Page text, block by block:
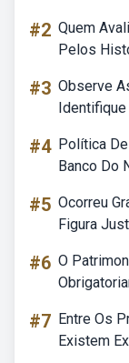
#2 Quem
Pelos
#3 Observe
#4 Política
Banco Do
#5 Ocorreu
Figura
#6 O
#7 Entre Os
Existem